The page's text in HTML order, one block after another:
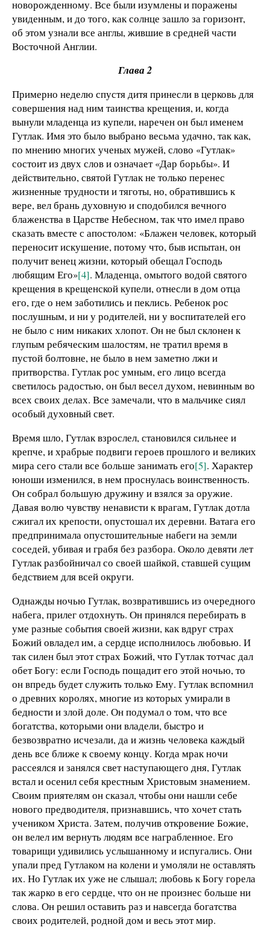
новорожденному. Все были изумлены и поражены
увиденным, и до того, как солнце зашло за горизонт,
об этом узнали все англы, жившие в средней части
Восточной Англии.
Глава 2
Примерно неделю спустя дитя принесли в церковь для
совершения над ним таинства крещения, и, когда
вынули младенца из купели, наречен он был именем
Гутлак. Имя это было выбрано весьма удачно, так как,
по мнению многих ученых мужей, слово «Гутлак»
состоит из двух слов и означает «Дар борьбы». И
действительно, святой Гутлак не только перенес
жизненные трудности и тяготы, но, обратившись к
вере, вел брань духовную и сподобился вечного
блаженства в Царстве Небесном, так что имел право
сказать вместе с апостолом: «Блажен человек, который
переносит искушение, потому что, быв испытан, он
получит венец жизни, который обещал Господь
любящим Его»[4]. Младенца, омытого водой святого
крещения в крещенской купели, отнесли в дом отца
его, где о нем заботились и пеклись. Ребенок рос
послушным, и ни у родителей, ни у воспитателей его
не было с ним никаких хлопот. Он не был склонен к
глупым ребяческим шалостям, не тратил время в
пустой болтовне, не было в нем заметно лжи и
притворства. Гутлак рос умным, его лицо всегда
светилось радостью, он был весел духом, невинным во
всех своих делах. Все замечали, что в мальчике сиял
особый духовный свет.
Время шло, Гутлак взрослел, становился сильнее и
крепче, и храбрые подвиги героев прошлого и великих
мира сего стали все больше занимать его[5]. Характер
юноши изменился, в нем проснулась воинственность.
Он собрал большую дружину и взялся за оружие.
Давая волю чувству ненависти к врагам, Гутлак дотла
сжигал их крепости, опустошал их деревни. Ватага его
предпринимала опустошительные набеги на земли
соседей, убивая и грабя без разбора. Около девяти лет
Гутлак разбойничал со своей шайкой, ставшей сущим
бедствием для всей округи.
Однажды ночью Гутлак, возвратившись из очередного
набега, прилег отдохнуть. Он принялся перебирать в
уме разные события своей жизни, как вдруг страх
Божий овладел им, а сердце исполнилось любовью. И
так силен был этот страх Божий, что Гутлак тотчас дал
обет Богу: если Господь пощадит его этой ночью, то
он впредь будет служить только Ему. Гутлак вспомнил
о древних королях, многие из которых умирали в
бедности и злой доле. Он подумал о том, что все
богатства, которыми они владели, быстро и
безвозвратно исчезали, да и жизнь человека каждый
день все ближе к своему концу. Когда мрак ночи
рассеялся и занялся свет наступающего дня, Гутлак
встал и осенил себя крестным Христовым знамением.
Своим приятелям он сказал, чтобы они нашли себе
нового предводителя, признавшись, что хочет стать
учеником Христа. Затем, получив откровение Божие,
он велел им вернуть людям все награбленное. Его
товарищи удивились услышанному и испугались. Они
упали пред Гутлаком на колени и умоляли не оставлять
их. Но Гутлак их уже не слышал; любовь к Богу горела
так жарко в его сердце, что он не произнес больше ни
слова. Он решил оставить раз и навсегда богатства
своих родителей, родной дом и весь этот мир.